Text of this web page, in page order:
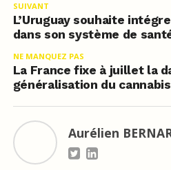
SUIVANT
L’Uruguay souhaite
dans son système de
NE MANQUEZ PAS
La France fixe à juillet la
généralisation du
Aurélien